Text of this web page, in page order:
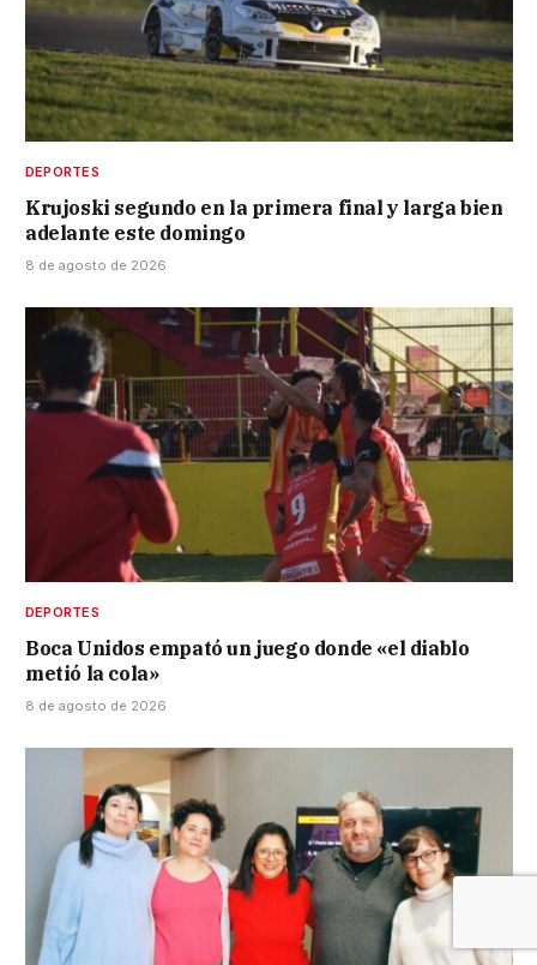
DEPORTES
Krujoski segundo en la primera final y larga bien
adelante este domingo
8 de agosto de 2026
DEPORTES
Boca Unidos empató un juego donde «el diablo
metió la cola»
8 de agosto de 2026